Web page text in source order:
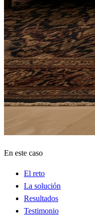
En este caso
El reto
La solución
Resultados
Testimonio